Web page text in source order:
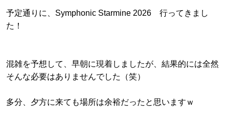
予定通りに、Symphonic Starmine 2026 行ってきまし
た！
混雑を予想して、早朝に現着しましたが、結果的には全然
そんな必要はありませんでした（笑）
多分、夕方に来ても場所は余裕だったと思いますｗ